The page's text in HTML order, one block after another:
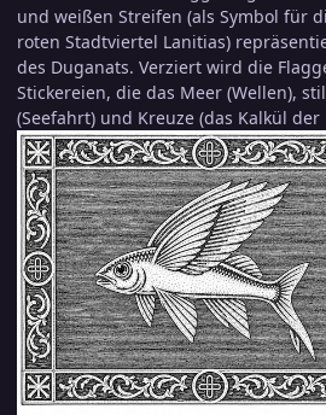
und weißen Streifen (als Symbol für
roten Stadtviertel Lanitias)
des Duganats. Verziert wird die
Stickereien, die das Meer (Wellen),
(Seefahrt) und Kreuze (das Kalkül